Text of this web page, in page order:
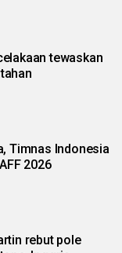
tewaskan
Timnas Indonesia
2026
rebut pole